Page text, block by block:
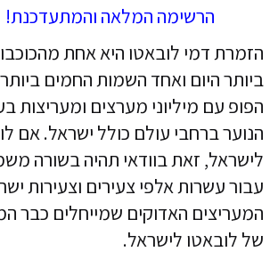
הרשימה המלאה והמתעדכנת!
הזמרת דמי לובאטו היא אחת
ביותר היום ואחד השמות החמים
הפופ עם מיליוני מערצים ומעריצות
הנוער ברחבי עולם כולל ישראל. אם
לישראל, זאת בוודאי תהיה בשורה
עבור עשרות אלפי צעירים וצעירות
המעריצים האדוקים שמייחלים כבר
של לובאטו לישראל.